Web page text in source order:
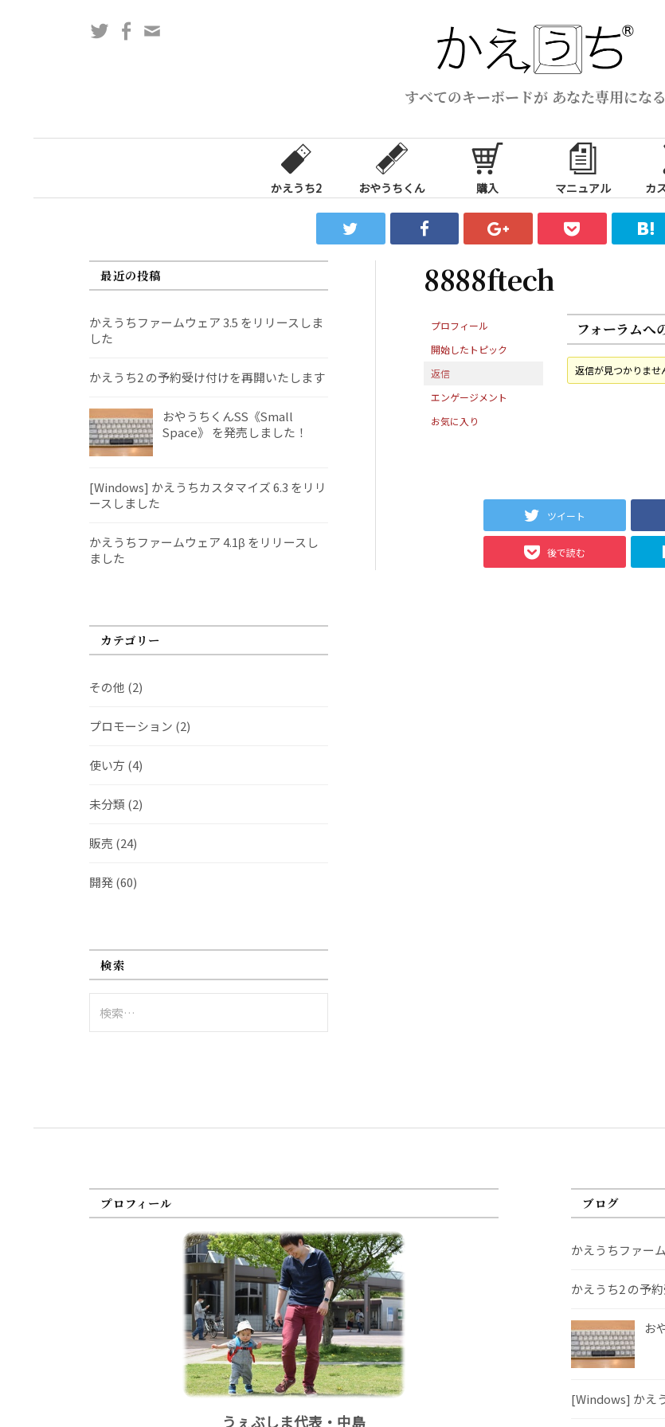
ス
すべてのキーボードが あなた専用になる
TwitterFacebook
かえうち2 おやうちくん 購入 マニュアル カ
8888ftech
プロフィール
開始したトピック
返信
エンゲージメント
お気に入り
フォーラムへ
返信が見つかりませ
ツイート
後で読む
最近の投稿
かえうちファームウェア 3.5 をリリースしま
した
かえうち2 の予約受け付けを再開いたします
おやうちくんSS《Small
Space》 を発売しました！
[Windows] かえうちカスタマイズ 6.3 をリリ
ースしました
かえうちファームウェア 4.1β をリリースし
ました
カテゴリー
その他 (2)
プロモーション (2)
使い方 (4)
未分類 (2)
販売 (24)
開発(60)
検索
索:
プロフィール
うぇぶしま代表・中島
ブログ
かえうちファー
かえうち2 の予
お
[Windows] かえ